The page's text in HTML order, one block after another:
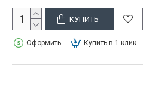
КУПИТЬ
Оформить Купить в 1 клик